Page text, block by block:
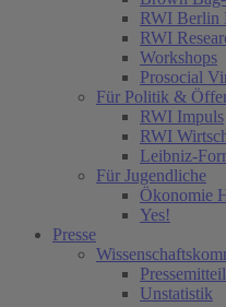
RWI Berlin
RWI
Workshops
Prosocial
Für Politik &
RWI Impuls
RWI
Leibniz-
Für Jugendliche
Ökonomie
Yes!
Presse
Unstatistik